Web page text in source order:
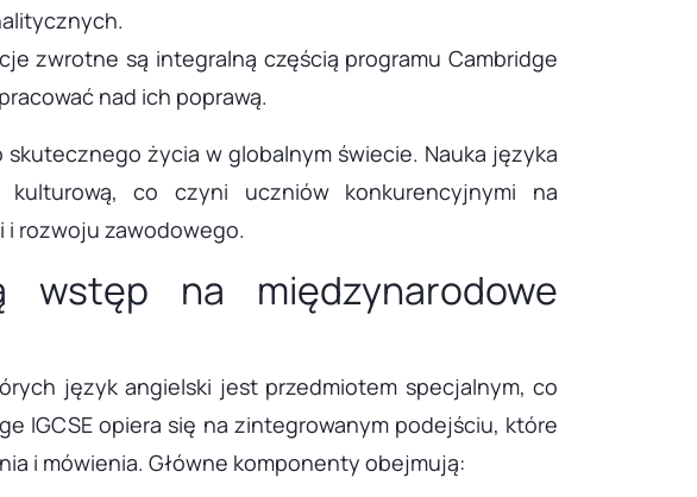
zwrotne są integralną częścią programu Cambridge
nad ich poprawą.
życia w globalnym świecie. Nauka języka
co czyni uczniów konkurencyjnymi na
i rozwoju zawodowego.
wstęp na międzynarodowe
język angielski jest przedmiotem specjalnym, co
IGCSE opiera się na zintegrowanym podejściu, które
i mówienia. Główne komponenty obejmują: